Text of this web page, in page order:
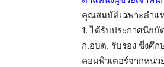
คุณสมบัติเฉพาะตำแ
1. ได้รับประกาศนีย
ก.อบต. รับรอง ซึ่งศึ
คอมพิวเตอร์จากหน่ว